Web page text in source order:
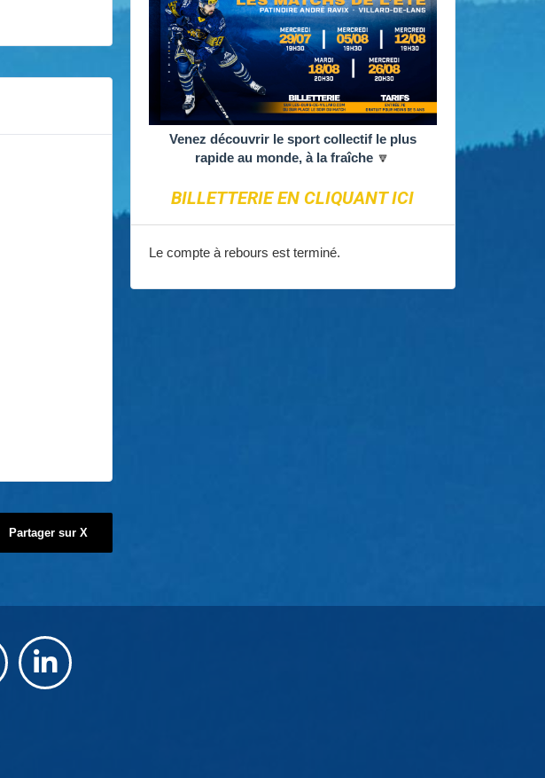
Partager sur X
Venez découvrir le sport collectif le plus
rapide au monde, à la fraîche 🔽
BILLETTERIE EN CLIQUANT ICI
Le compte à rebours est terminé.